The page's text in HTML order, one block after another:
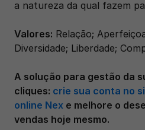
a natureza da qual fazem
Valores: Relação;
Diversidade; Liberdade;
A solução para gestão da
cliques: crie sua conta no
online Nex e melhore o
vendas hoje mesmo.